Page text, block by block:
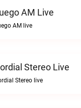
AM Live
AM live
Stereo Live
Stereo live